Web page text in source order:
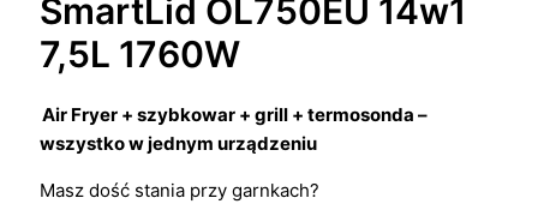
SmartLid OL750EU 14w1
7,5L 1760W
Air Fryer + szybkowar + grill + termosonda –
wszystko w jednym urządzeniu
Masz dość stania przy garnkach?